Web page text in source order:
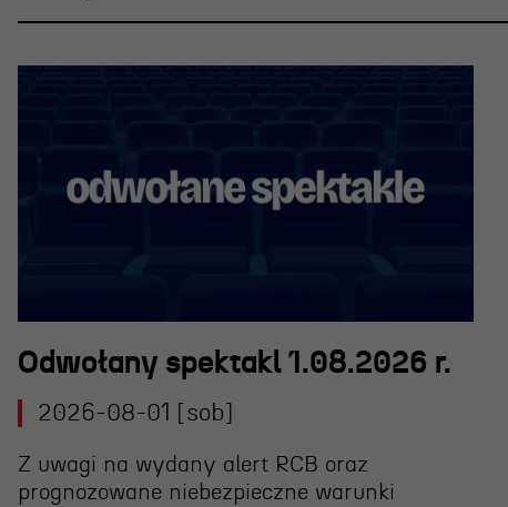
Odwołany spektakl 1.08.2026 r.
2026-08-01 [sob]
Z uwagi na wydany alert RCB oraz
prognozowane niebezpieczne warunki